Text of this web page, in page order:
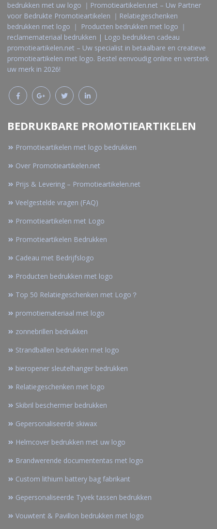
bedrukken met uw logo ｜Promotieartikelen.net – Uw Partner
voor Bedrukte Promotieartikelen ｜Relatiegeschenken
bedrukken met logo ｜ Producten bedrukken met logo ｜
reclamemateriaal bedrukken | Logo bedrukken cadeau
promotieartikelen.net – Uw specialist in betaalbare en creatieve
promotieartikelen met logo. Bestel eenvoudig online en versterk
uw merk in 2026!
BEDRUKBARE PROMOTIEARTIKELEN
Promotieartikelen met logo bedrukken
Over Promotieartikelen.net
Prijs & Levering – Promotieartikelen.net
Veelgestelde vragen (FAQ)
Promotieartikelen met Logo
Promotieartikelen Bedrukken
Cadeau met Bedrijfslogo
Producten bedrukken met logo
Top 50 Relatiegeschenken met Logo？
promotiemateriaal met logo
zonnebrillen bedrukken
Strandballen bedrukken met logo
bieropener sleutelhanger bedrukken
Relatiegeschenken met logo
Skibril beschermer bedrukken
Gepersonaliseerde skiwax
Helmcover bedrukken met uw logo
Brandwerende documententas met logo
Custom lithium battery bag fabrikant
Gepersonaliseerde Tyvek tassen bedrukken
Vouwtent & Pavillon bedrukken met logo